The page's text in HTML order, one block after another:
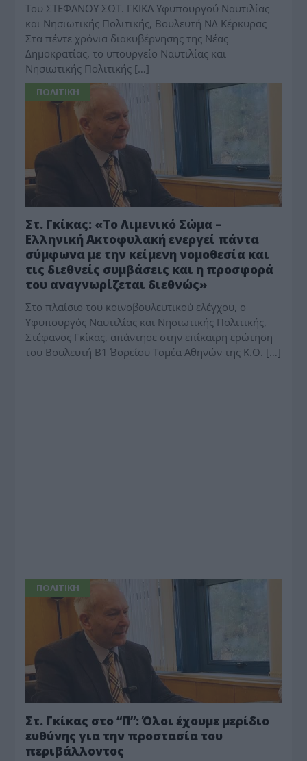
Του ΣΤΕΦΑΝΟΥ ΣΩΤ. ΓΚΙΚΑ Υφυπουργού Ναυτιλίας
και Νησιωτικής Πολιτικής, Βουλευτή ΝΔ Κέρκυρας
Στα πέντε χρόνια διακυβέρνησης της Νέας
Δημοκρατίας, το υπουργείο Ναυτιλίας και
Νησιωτικής Πολιτικής […]
ΠΟΛΙΤΙΚΗ
Στ. Γκίκας: «Το Λιμενικό Σώμα –
Ελληνική Ακτοφυλακή ενεργεί πάντα
σύμφωνα με την κείμενη νομοθεσία και
τις διεθνείς συμβάσεις και η προσφορά
του αναγνωρίζεται διεθνώς»
Στο πλαίσιο του κοινοβουλευτικού ελέγχου, ο
Υφυπουργός Ναυτιλίας και Νησιωτικής Πολιτικής,
Στέφανος Γκίκας, απάντησε στην επίκαιρη ερώτηση
του Βουλευτή Β1΄ Βορείου Τομέα Αθηνών της Κ.Ο. […]
ΠΟΛΙΤΙΚΗ
Στ. Γκίκας στο “Π”: Όλοι έχουμε μερίδιο
ευθύνης για την προστασία του
περιβάλλοντος